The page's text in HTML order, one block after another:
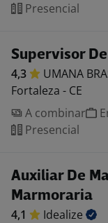
Presencial
Supervisor
4,3 UMANA
Fortaleza - CE
A combinar
Presencial
Auxiliar De
Marmoraria
4,1
Idealize